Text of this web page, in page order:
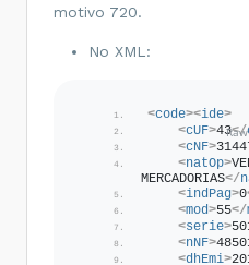
motivo 720.
No XML:
<code><ide>
<cUF>43</
<cNF>
<natOp>
MERCADORIAS</
<indPag>0
<mod>55</
<serie>
<nNF>
<dhEmi>